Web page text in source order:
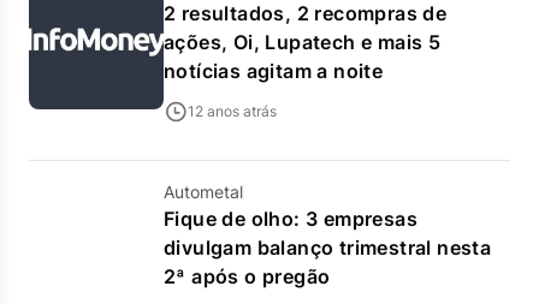
2 resultados, 2 recompras de
ações, Oi, Lupatech e mais 5
notícias agitam a noite
12 anos atrás
Autometal
Fique de olho: 3 empresas
divulgam balanço trimestral nesta
2ª após o pregão